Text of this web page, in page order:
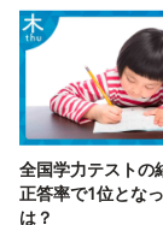
全国学力テストの
正答率で1位とな
は？